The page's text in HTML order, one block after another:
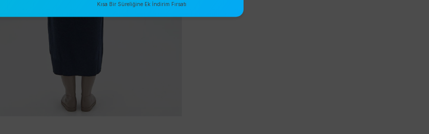
Kısa Bir Süreliğine Ek İndirim Fırsatı